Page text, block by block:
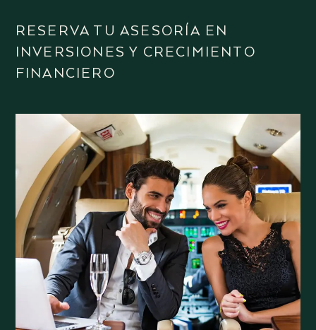
RESERVA TU ASESORÍA EN
INVERSIONES Y CRECIMIENTO
FINANCIERO